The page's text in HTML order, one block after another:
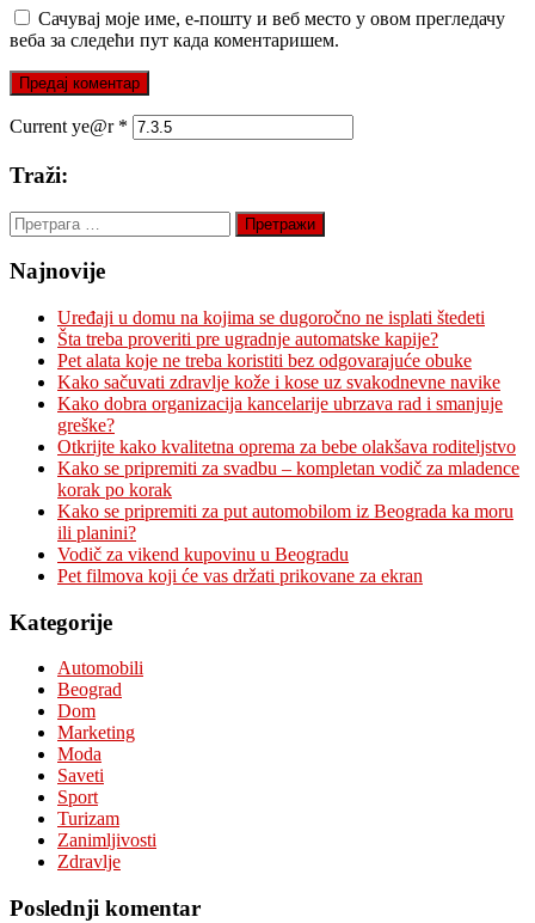
Сачувај моје име, е-пошту и веб место у овом прегледачу
веба за следећи пут када коментаришем.
Current ye@r *
Traži:
Претрага
за:
Najnovije
Uređaji u domu na kojima se dugoročno ne isplati štedeti
Šta treba proveriti pre ugradnje automatske kapije?
Pet alata koje ne treba koristiti bez odgovarajuće obuke
Kako sačuvati zdravlje kože i kose uz svakodnevne navike
Kako dobra organizacija kancelarije ubrzava rad i smanjuje
greške?
Otkrijte kako kvalitetna oprema za bebe olakšava roditeljstvo
Kako se pripremiti za svadbu – kompletan vodič za mladence
korak po korak
Kako se pripremiti za put automobilom iz Beograda ka moru
ili planini?
Vodič za vikend kupovinu u Beogradu
Pet filmova koji će vas držati prikovane za ekran
Kategorije
Automobili
Beograd
Dom
Marketing
Moda
Saveti
Sport
Turizam
Zanimljivosti
Zdravlje
Poslednji komentar